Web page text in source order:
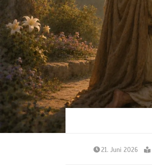
21. Juni 2026